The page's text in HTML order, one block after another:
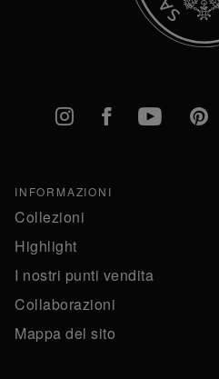
Instagram
FacebookYouTube
INFORMAZIONI
Collezioni
Highlight
I nostri punti vendita
Collaborazioni
Mappa del sito